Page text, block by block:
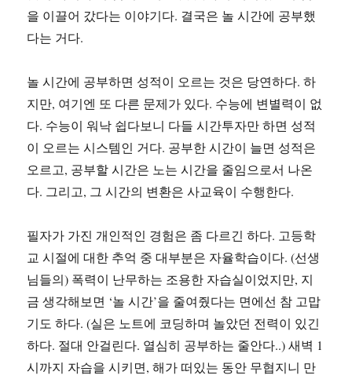
을 이끌어 갔다는 이야기다. 결국은 놀 시간에 공부했
다는 거다.
놀 시간에 공부하면 성적이 오르는 것은 당연하다. 하
지만, 여기엔 또 다른 문제가 있다. 수능에 변별력이 없
다. 수능이 워낙 쉽다보니 다들 시간투자만 하면 성적
이 오르는 시스템인 거다. 공부한 시간이 늘면 성적은
오르고, 공부할 시간은 노는 시간을 줄임으로서 나온
다. 그리고, 그 시간의 변환은 사교육이 수행한다.
필자가 가진 개인적인 경험은 좀 다르긴 하다. 고등학
교 시절에 대한 추억 중 대부분은 자율학습이다. (선생
님들의) 폭력이 난무하는 조용한 자습실이었지만, 지
금 생각해보면 ‘놀 시간’을 줄여줬다는 면에선 참 고맙
기도 하다. (실은 노트에 코딩하며 놀았던 전력이 있긴
하다. 절대 안걸린다. 열심히 공부하는 줄안다..) 새벽 1
시까지 자습을 시키면, 해가 떠있는 동안 무협지니 만